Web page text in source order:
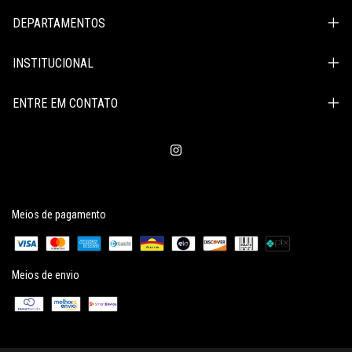
DEPARTAMENTOS
INSTITUCIONAL
ENTRE EM CONTATO
Meios de pagamento
Meios de envio